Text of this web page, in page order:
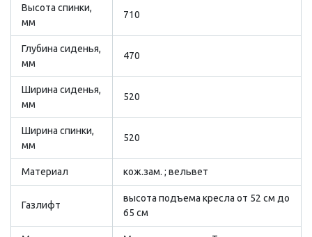
Высота спинки,
мм
710
Глубина сиденья,
мм
470
Ширина сиденья,
мм
520
Ширина спинки,
мм
520
Материал кож.зам. ; вельвет
Газлифт
высота подъема кресла от 52 см до
65 см